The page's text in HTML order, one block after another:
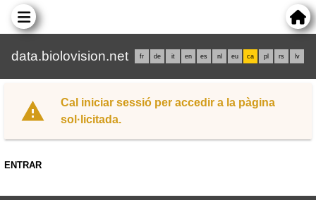
data.biolovision.net fr de it en es nl eu ca pl rs lv
Cal iniciar sessió per accedir a la pàgina
sol·licitada.
ENTRAR